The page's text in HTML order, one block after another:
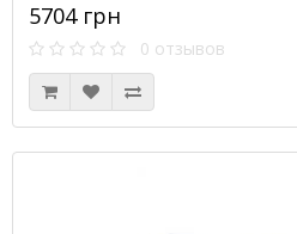
5704 грн
0 отзывов